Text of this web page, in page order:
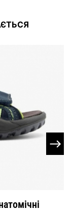
дизайном.
90 років
дітей. Кожна пара
та проходить